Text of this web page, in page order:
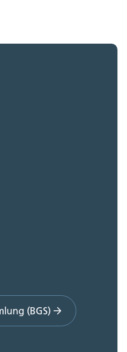
(BGS)